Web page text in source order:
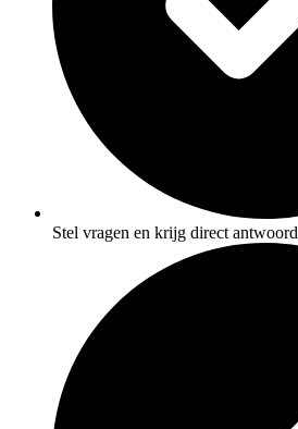
Stel vragen en krijg direct antwoord